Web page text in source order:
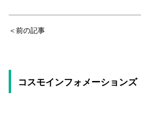
＜前の記事
コスモインフォメーションズ